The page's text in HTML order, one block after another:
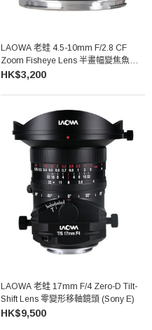
LAOWA 老蛙 4.5-10mm F/2.8 CF
Zoom Fisheye Lens 半畫幅變焦魚眼
鏡頭 (Nikon Z)
HK$3,200
LAOWA 老蛙 17mm F/4 Zero-D Tilt-
Shift Lens 零變形移軸鏡頭 (Sony E)
HK$9,500